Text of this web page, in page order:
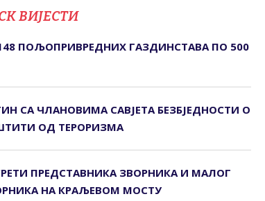
ВИЈЕСТИ
ПОЉОПРИВРЕДНИХ ГАЗДИНСТАВА ПО 500
СА ЧЛАНОВИМА САВЈЕТА БЕЗБЈЕДНОСТИ О
ОД ТЕРОРИЗМА
ПРЕДСТАВНИКА ЗВОРНИКА И МАЛОГ
НА КРАЉЕВОМ МОСТУ